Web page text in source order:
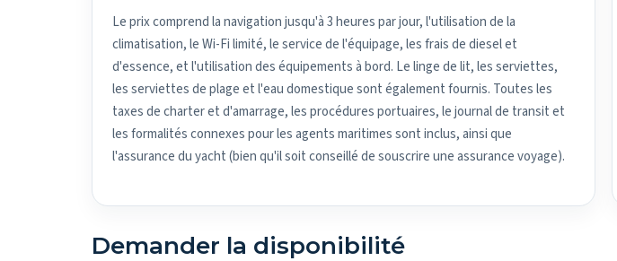
Le prix comprend la navigation jusqu'à 3 heures par jour, l'utilisation de la
climatisation, le Wi-Fi limité, le service de l'équipage, les frais de diesel et
d'essence, et l'utilisation des équipements à bord. Le linge de lit, les serviettes,
les serviettes de plage et l'eau domestique sont également fournis. Toutes les
taxes de charter et d'amarrage, les procédures portuaires, le journal de transit et
les formalités connexes pour les agents maritimes sont inclus, ainsi que
l'assurance du yacht (bien qu'il soit conseillé de souscrire une assurance voyage).
Demander la disponibilité